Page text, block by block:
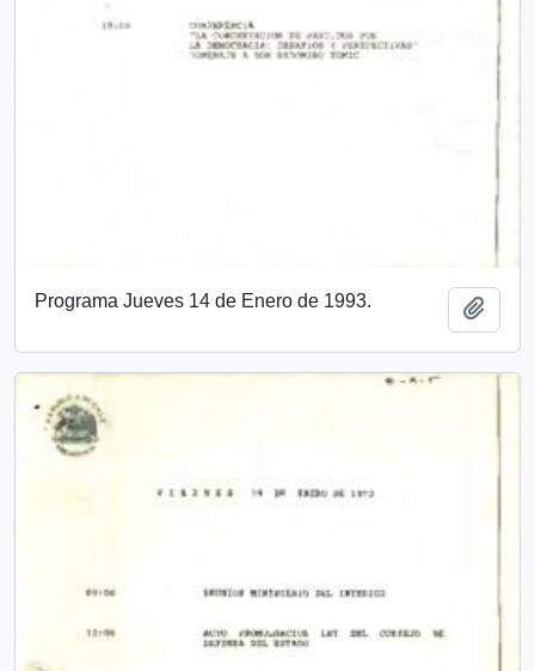
Programa Jueves 14 de Enero de 1993.